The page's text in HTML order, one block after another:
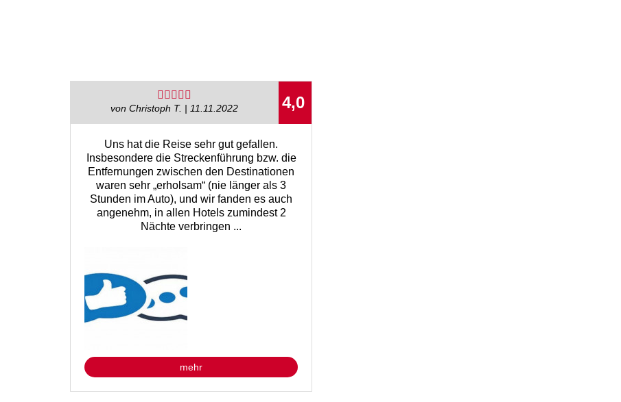
4,0
von Christoph T. | 11.11.2022
Uns hat die Reise sehr gut gefallen.
Insbesondere die Streckenführung bzw. die
Entfernungen zwischen den Destinationen
waren sehr „erholsam“ (nie länger als 3
Stunden im Auto), und wir fanden es auch
angenehm, in allen Hotels zumindest 2
Nächte verbringen ...
mehr